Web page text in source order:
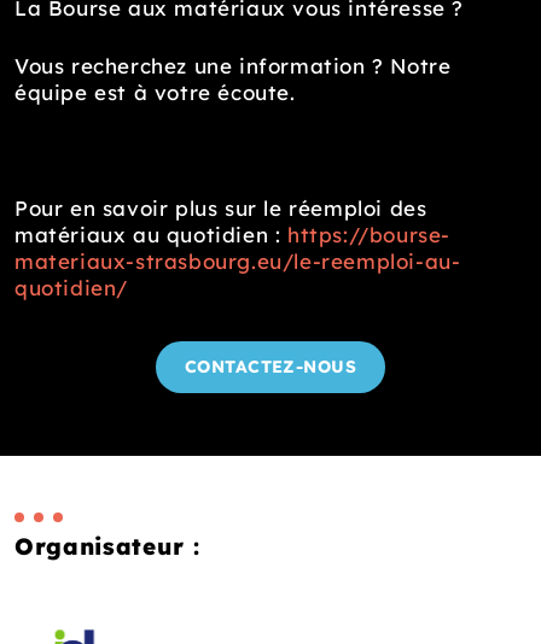
La Bourse aux matériaux vous intéresse ?
Vous recherchez une information ? Notre
équipe est à votre écoute.
Pour en savoir plus sur le réemploi des
matériaux au quotidien : https://bourse-
materiaux-strasbourg.eu/le-reemploi-au-
quotidien/
CONTACTEZ-NOUS
Organisateur :